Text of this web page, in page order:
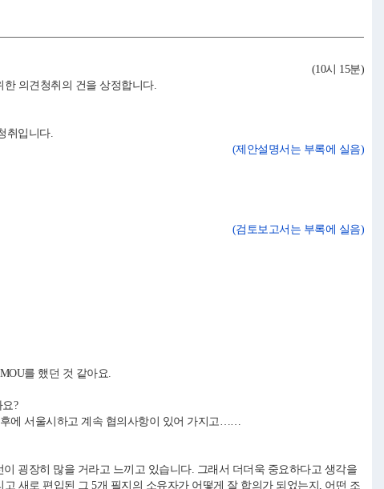
(10시 15분)
의견청취의 건을 상정합니다.
취입니다.
(제안설명서는 부록에 실음)
(검토보고서는 부록에 실음)
를 했던 것 같아요.
?
에 서울시하고 계속 협의사항이 있어 가지고……
굉장히 많을 거라고 느끼고 있습니다. 그래서 더더욱 중요하다고 생각을
새로 편입된 그 5개 필지의 소유자가 어떻게 잘 합의가 되었는지, 어떤 조